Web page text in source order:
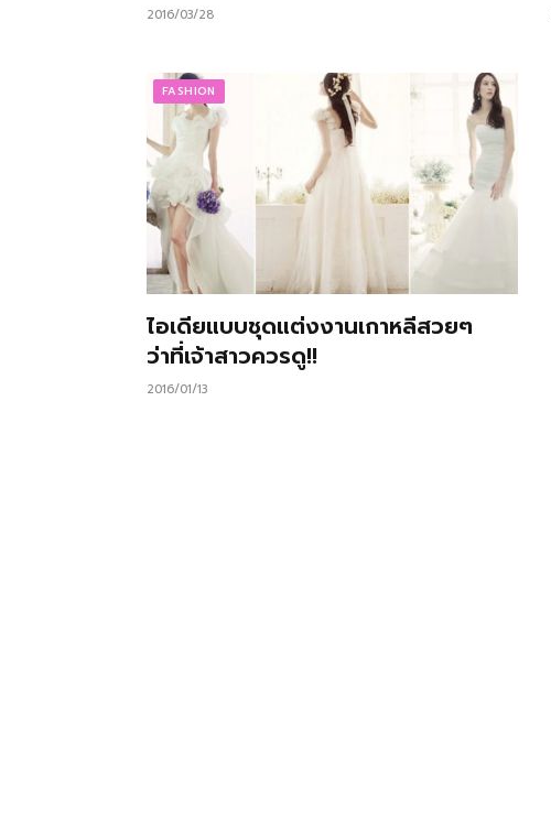
2016/03/28
FASHION
ไอเดียแบบชุดแต่งงานเกาหลีสวยๆ
ว่าที่เจ้าสาวควรดู!!
2016/01/13